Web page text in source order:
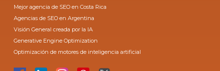
Mejor agencia de SEO en Costa Rica
Agencias de SEO en Argentina
Visión General creada por la IA
Generative Engine Optimization
Optimización de motores de inteligencia artificial